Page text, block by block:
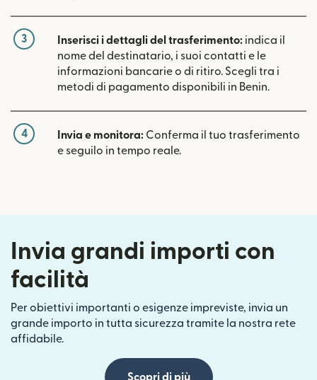
3 Inserisci i dettagli del trasferimento: indica il
nome del destinatario, i suoi contatti e le
informazioni bancarie o di ritiro. Scegli tra i
metodi di pagamento disponibili in Benin.
4 Invia e monitora: Conferma il tuo trasferimento
e seguilo in tempo reale.
Invia grandi importi con
facilità
Per obiettivi importanti o esigenze impreviste, invia un
grande importo in tutta sicurezza tramite la nostra rete
affidabile.
Scopri di più